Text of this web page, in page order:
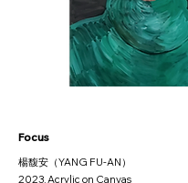
Focus
楊馥安（YANG FU-AN）
2023, Acrylic on Canvas